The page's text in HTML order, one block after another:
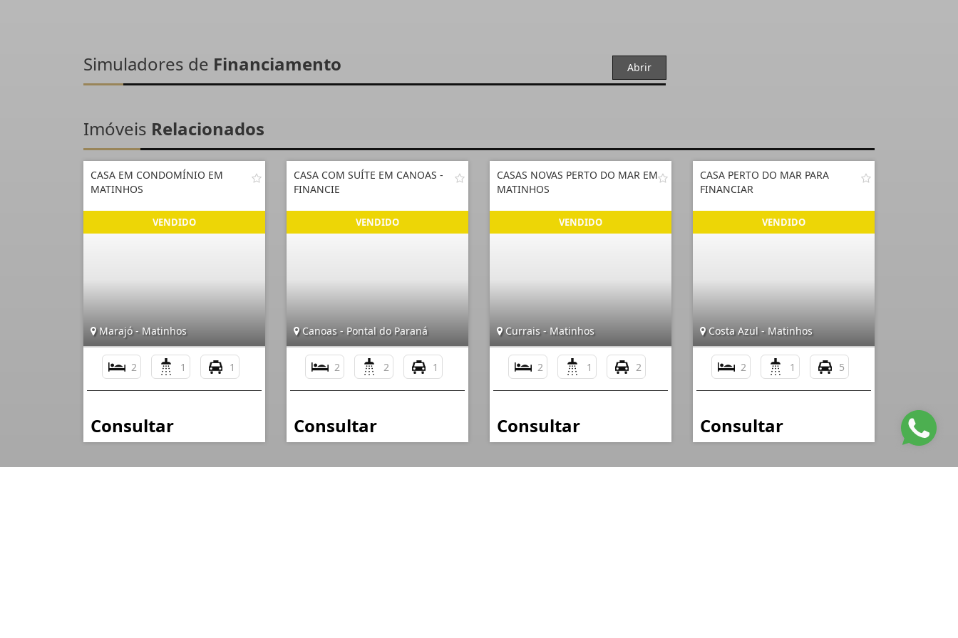
Simuladores de Financiamento Abrir
Imóveis Relacionados
CASA EM CONDOMÍNIO EM
MATINHOS
Marajó - Matinhos
2 1 1
Consultar
CASA COM SUÍTE EM CANOAS -
FINANCIE
Canoas - Pontal do Paraná
2 2 1
Consultar
CASAS NOVAS PERTO DO MAR EM
MATINHOS
Currais - Matinhos
2 1 2
Consultar
CASA PERTO DO MAR PARA
FINANCIAR
Costa Azul - Matinhos
2 1 5
Consultar